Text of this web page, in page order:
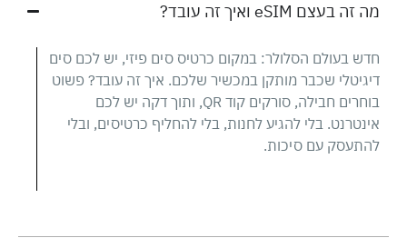
מה זה בעצם eSIM ואיך זה עובד?
חדש בעולם הסלולר: במקום כרטיס סים פיזי, יש לכם סים
דיגיטלי שכבר מותקן במכשיר שלכם. איך זה עובד? פשוט
בוחרים חבילה, סורקים קוד QR, ותוך דקה יש לכם
אינטרנט. בלי להגיע לחנות, בלי להחליף כרטיסים, ובלי
להתעסק עם סיכות.